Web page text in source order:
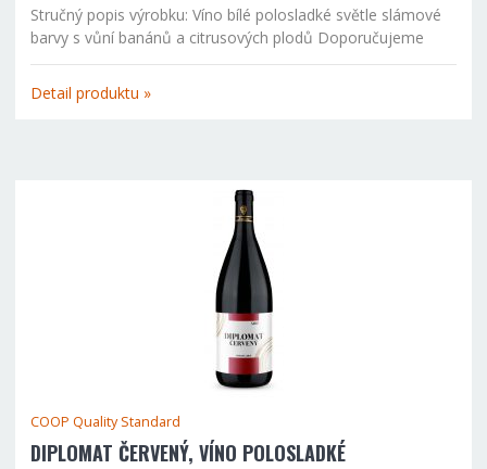
Stručný popis výrobku: Víno bílé polosladké světle slámové
barvy s vůní banánů a citrusových plodů Doporučujeme
podávat k růžovým pokrmům, těstovinám, rybám nebo
drůbeži. Alergeny: siřičitany
Detail produktu »
COOP Quality Standard
DIPLOMAT ČERVENÝ, VÍNO POLOSLADKÉ